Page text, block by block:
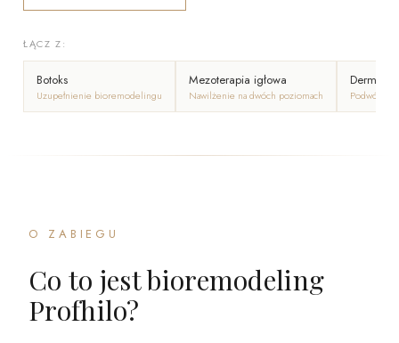
ŁĄCZ Z:
Botoks
Uzupełnienie bioremodelingu
Mezoterapia igłowa
Nawilżenie na dwóch poziomach Podwójna
O ZABIEGU
Co to jest bioremodeling
Profhilo?